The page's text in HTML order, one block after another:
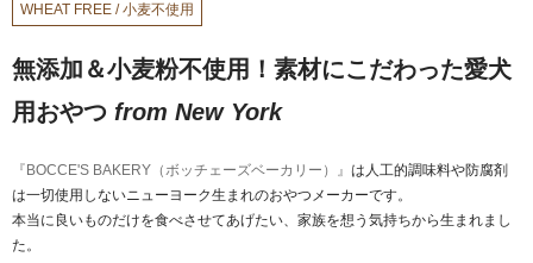
WHEAT FREE / 小麦不使用
無添加＆小麦粉不使用！素材にこだわった愛犬
用おやつ from New York
『BOCCE'S BAKERY（ボッチェーズベーカリー）』 は人工的調味料や防腐剤
は一切使用しないニューヨーク生まれのおやつメーカーです。
本当に良いものだけを食べさせてあげたい、家族を想う気持ちから生まれまし
た。